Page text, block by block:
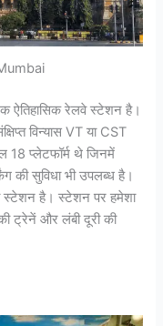
ऐतिहासिक रेलवे स्टेशन है।
विन्यास VT या CST
18 प्लेटफॉर्म थे जिनमें
की सुविधा भी उपलब्ध है।
स्टेशन है। स्टेशन पर हमेशा
ट्रेनें और लंबी दूरी की